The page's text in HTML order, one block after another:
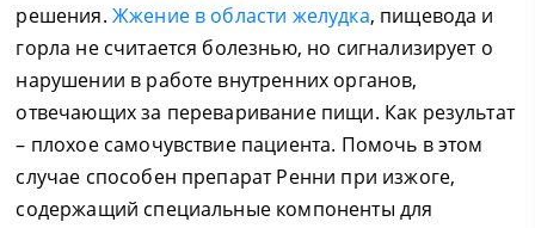
решения. Жжение в области желудка, пищевода и
горла не считается болезнью, но сигнализирует о
нарушении в работе внутренних органов,
отвечающих за переваривание пищи. Как результат
– плохое самочувствие пациента. Помочь в этом
случае способен препарат Ренни при изжоге,
содержащий специальные компоненты для